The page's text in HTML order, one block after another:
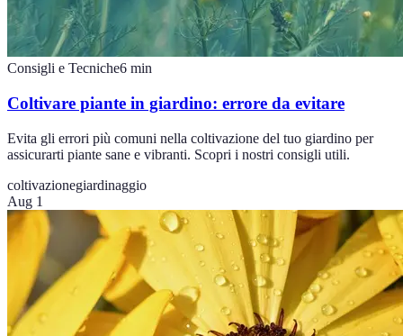
Consigli e Tecniche6 min
Coltivare piante in giardino: errore da evitare
Evita gli errori più comuni nella coltivazione del tuo giardino per
assicurarti piante sane e vibranti. Scopri i nostri consigli utili.
coltivazionegiardinaggio
Aug 1